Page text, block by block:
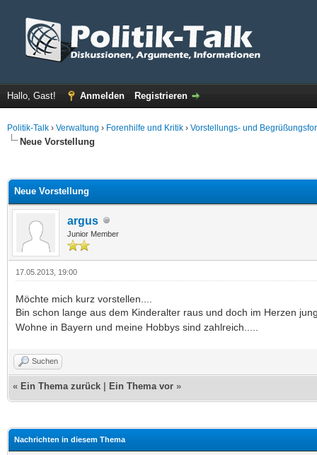
Hallo, Gast! Anmelden Registrieren
Politik-Talk › Verwaltung › Forenhilfe und Kritik › Vorstellungs- und
Neue Vorstellung
Neue Vorstellung
argus
Junior Member
17.05.2013, 19:00
Möchte mich kurz vorstellen....
Bin schon lange aus dem Kinderalter raus und doch im Herzen
Wohne in Bayern und meine Hobbys sind zahlreich.....
Suchen
« Ein Thema zurück Ein Thema vor »
Nachrichten in diesem Thema